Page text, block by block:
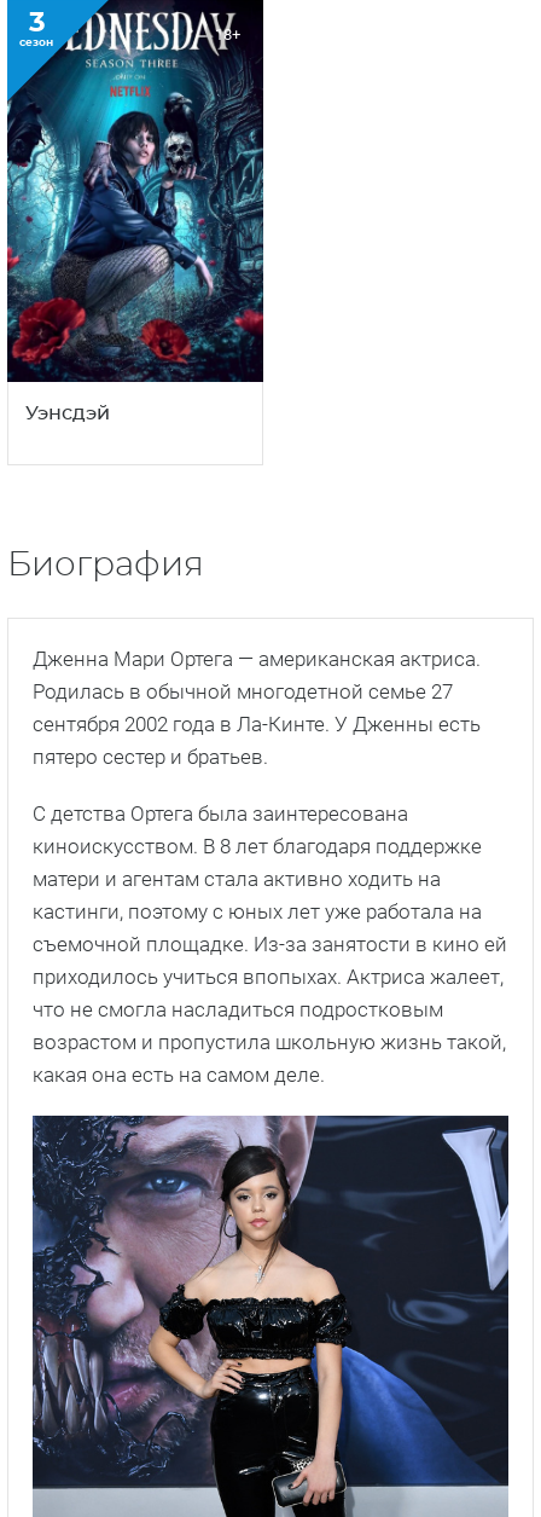
3
сезон 18+
Уэнсдэй
Биография
Дженна Мари Ортега — американская актриса.
Родилась в обычной многодетной семье 27
сентября 2002 года в Ла-Кинте. У Дженны есть
пятеро сестер и братьев.
С детства Ортега была заинтересована
киноискусством. В 8 лет благодаря поддержке
матери и агентам стала активно ходить на
кастинги, поэтому с юных лет уже работала на
съемочной площадке. Из-за занятости в кино ей
приходилось учиться впопыхах. Актриса жалеет,
что не смогла насладиться подростковым
возрастом и пропустила школьную жизнь такой,
какая она есть на самом деле.